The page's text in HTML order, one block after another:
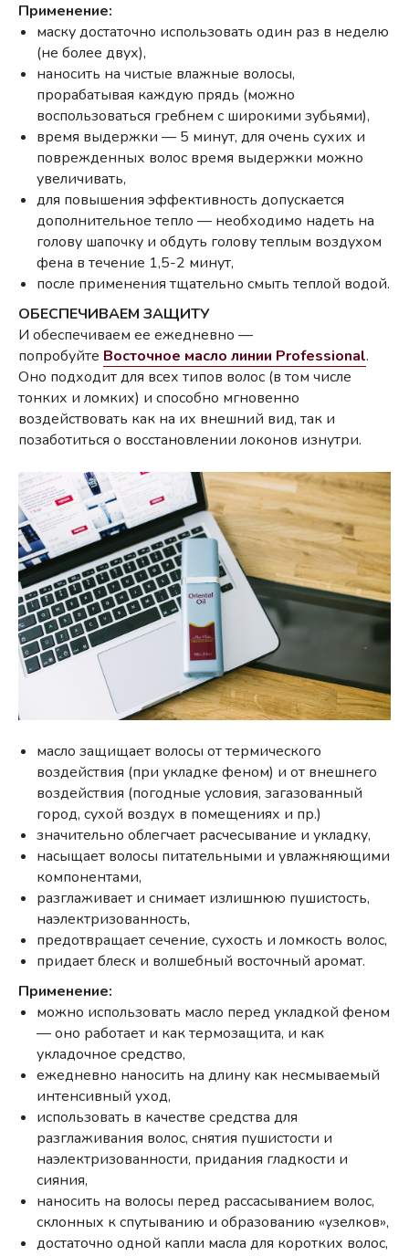
Применение:
маску достаточно использовать один раз в неделю
(не более двух),
наносить на чистые влажные волосы,
прорабатывая каждую прядь (можно
воспользоваться гребнем с широкими зубьями),
время выдержки — 5 минут, для очень сухих и
поврежденных волос время выдержки можно
увеличивать,
для повышения эффективность допускается
дополнительное тепло — необходимо надеть на
голову шапочку и обдуть голову теплым воздухом
фена в течение 1,5-2 минут,
после применения тщательно смыть теплой водой.
ОБЕСПЕЧИВАЕМ ЗАЩИТУ
И обеспечиваем ее ежедневно —
попробуйте Восточное масло линии Professional.
Оно подходит для всех типов волос (в том числе
тонких и ломких) и способно мгновенно
воздействовать как на их внешний вид, так и
позаботиться о восстановлении локонов изнутри.
масло защищает волосы от термического
воздействия (при укладке феном) и от внешнего
воздействия (погодные условия, загазованный
город, сухой воздух в помещениях и пр.)
значительно облегчает расчесывание и укладку,
насыщает волосы питательными и увлажняющими
компонентами,
разглаживает и снимает излишнюю пушистость,
наэлектризованность,
предотвращает сечение, сухость и ломкость волос,
придает блеск и волшебный восточный аромат.
Применение:
можно использовать масло перед укладкой феном
— оно работает и как термозащита, и как
укладочное средство,
ежедневно наносить на длину как несмываемый
интенсивный уход,
использовать в качестве средства для
разглаживания волос, снятия пушистости и
наэлектризованности, придания гладкости и
сияния,
наносить на волосы перед рассасыванием волос,
склонных к спутыванию и образованию «узелков»,
достаточно одной капли масла для коротких волос,